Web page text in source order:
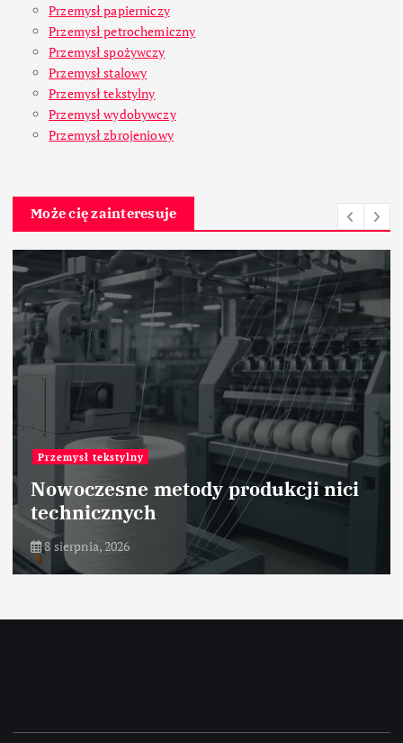
Przemysł papierniczy
Przemysł petrochemiczny
Przemysł spożywczy
Przemysł stalowy
Przemysł tekstylny
Przemysł wydobywczy
Przemysł zbrojeniowy
Może cię zainteresuje
Przemysł motoryzacyjny
Nowe technologie w lakierniach
samochodowych
8 sierpnia, 2026